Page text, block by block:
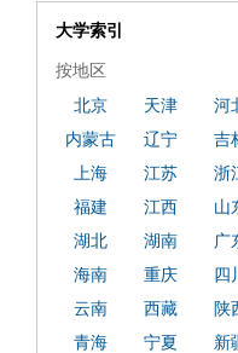
1dfbmath key98991
3
b 9899197996 xca
e dfbxyzendtemplate
7996x
dfbabctitlexca
ply operand97996xca
大学索引
按地区
北京
天津 河
内蒙古
辽宁 吉
上海
江苏 浙
福建
江西 山
湖北
湖南 广
海南
重庆 四
云南
西藏 陕
青海
宁夏 新